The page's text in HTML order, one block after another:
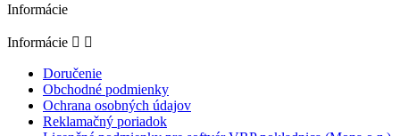
Informácie
Informácie  
Doručenie
Obchodné podmienky
Ochrana osobných údajov
Reklamačný poriadok